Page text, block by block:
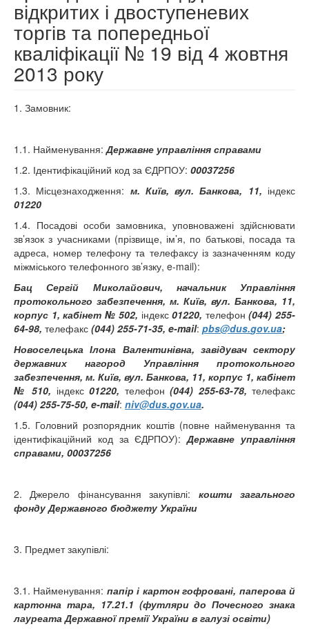
відкритих і двоступеневих
торгів та попередньої
кваліфікації № 19 від 4 жовтня
2013 року
1. Замовник:
1.1. Найменування:Державне управління справами
1.2. Ідентифікаційний код за ЄДРПОУ: 00037256
1.3. Місцезнаходження: м. Київ, вул. Банкова, 11, індекс
01220
1.4. Посадові особи замовника, уповноважені здійснювати
зв’язок з учасниками (прізвище, ім’я, по батькові, посада та
адреса, номер телефону та телефаксу із зазначенням коду
міжміського телефонного зв’язку, e-mail):
Бац Сергій Миколайович, начальник Управління
протокольного забезпечення, м. Київ, вул. Банкова, 11,
корпус 1, кабінет № 502, індекс01220, телефон(044) 255-
64-98, телефакс (044) 255-71-35, e-mail: pbs@dus.gov.ua;
Новоселецька Ілона Валентинівна, завідувач сектору
державних нагород Управління протокольного
забезпечення, м. Київ, вул. Банкова, 11, корпус 1, кабінет
№ 510, індекс01220, телефон (044) 255-63-78, телефакс
(044) 255-75-50, e-mail: niv@dus.gov.ua.
1.5. Головний розпорядник коштів (повне найменування та
ідентифікаційний код за ЄДРПОУ):Державне управління
справами, 00037256
2. Джерело фінансування закупівлі: кошти загального
фонду Державного бюджету України
3. Предмет закупівлі:
3.1. Найменування: папір і картон гофровані, паперова й
картонна тара, 17.21.1 (футляри до Почесного знака
лауреата Державної премії України в галузі освіти)